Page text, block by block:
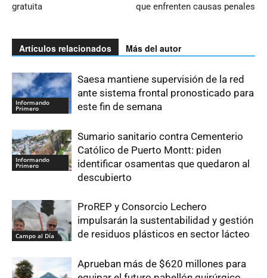
gratuita
que enfrenten causas penales
Artículos relacionados Más del autor
Informando
Primero
Saesa mantiene supervisión de la red
ante sistema frontal pronosticado para
este fin de semana
Informando
Primero
Sumario sanitario contra Cementerio
Católico de Puerto Montt: piden
identificar osamentas que quedaron al
descubierto
Campo al Día
ProREP y Consorcio Lechero
impulsarán la sustentabilidad y gestión
de residuos plásticos en sector lácteo
Aprueban más de $620 millones para